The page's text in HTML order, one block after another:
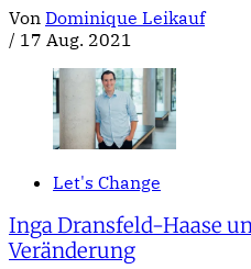
Von Dominique Leikauf
/ 17 Aug. 2021
Let's Change
Inga Dransfeld-Haase
Veränderung